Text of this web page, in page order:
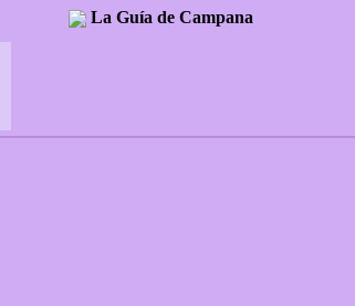
La Guía de Campana